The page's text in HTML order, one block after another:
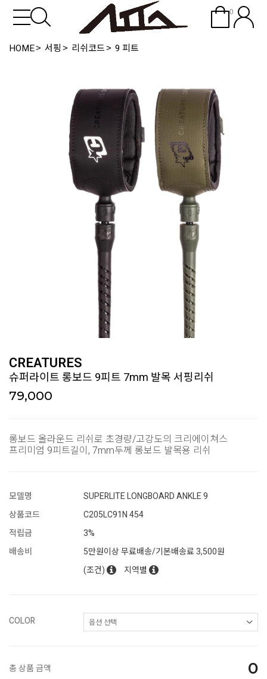
0
HOME 서핑 리쉬코드 9 피트
CREATURES
슈퍼라이트 롱보드 9피트 7mm 발목 서핑리쉬
79,000
롱보드 올라운드 리쉬로 초경량/고강도의 크리에이쳐스
프리미엄 9피트길이, 7mm두께 롱보드 발목용 리쉬
모델명
SUPERLITE LONGBOARD ANKLE 9
상품코드
C205LC91N 454
적립금
3%
배송비
5만원이상 무료배송/기본배송료 3,500원
(조건)
지역별
COLOR
총 상품 금액 0